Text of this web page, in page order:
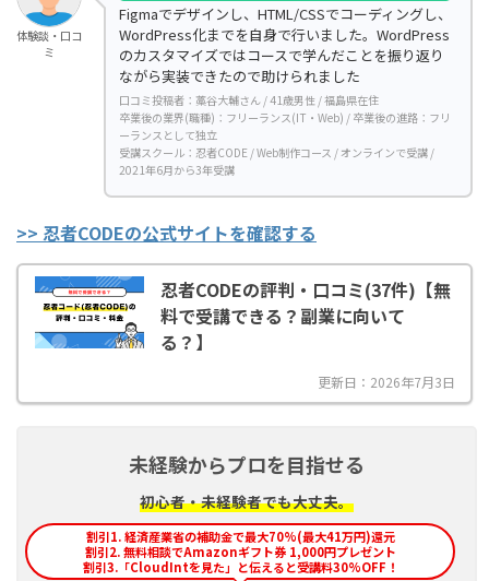
体験談・口コ
ミ
Figmaでデザインし、HTML/CSSでコーディングし、
WordPress化までを自身で行いました。WordPress
のカスタマイズではコースで学んだことを振り返り
ながら実装できたので助けられました
口コミ投稿者：藁谷大輔さん / 41歳男性 / 福島県在住
卒業後の業界(職種)：フリーランス(IT・Web) / 卒業後の進路：フリ
ーランスとして独立
受講スクール：忍者CODE / Web制作コース / オンラインで受講 /
2021年6月から3年受講
>> 忍者CODEの公式サイトを確認する
忍者CODEの評判・口コミ(37件)【無
料で受講できる？副業に向いて
る？】
更新日：2026年7月3日
未経験からプロを目指せる
初心者・未経験者でも大丈夫。
割引1. 経済産業省の補助金で最大70%(最大41万円)還元
割引2. 無料相談でAmazonギフト券 1,000円プレゼント
割引3.「CloudIntを見た」と伝えると受講料30%OFF！